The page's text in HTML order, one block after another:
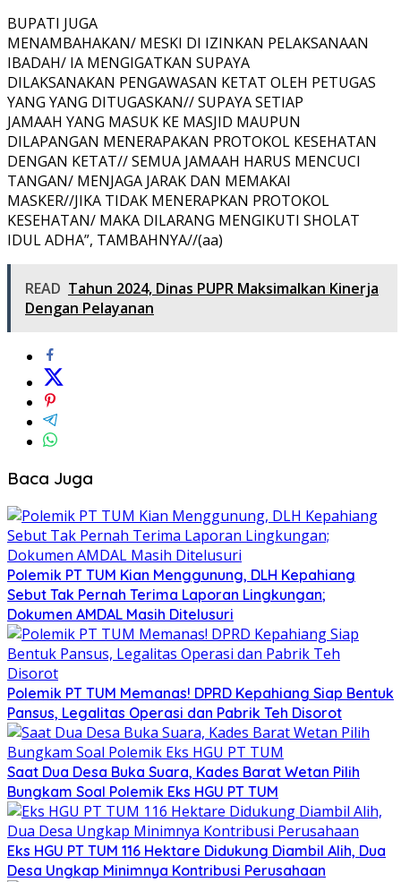
BUPATI JUGA
MENAMBAHAKAN/ MESKI DI IZINKAN PELAKSANAAN
IBADAH/ IA MENGIGATKAN SUPAYA
DILAKSANAKAN PENGAWASAN KETAT OLEH PETUGAS
YANG YANG DITUGASKAN// SUPAYA SETIAP
JAMAAH YANG MASUK KE MASJID MAUPUN
DILAPANGAN MENERAPAKAN PROTOKOL KESEHATAN
DENGAN KETAT// SEMUA JAMAAH HARUS MENCUCI
TANGAN/ MENJAGA JARAK DAN MEMAKAI
MASKER//JIKA TIDAK MENERAPKAN PROTOKOL
KESEHATAN/ MAKA DILARANG MENGIKUTI SHOLAT
IDUL ADHA”, TAMBAHNYA//(aa)
READ Tahun 2024, Dinas PUPR Maksimalkan Kinerja
Dengan Pelayanan
Baca Juga
Polemik PT TUM Kian Menggunung, DLH Kepahiang
Sebut Tak Pernah Terima Laporan Lingkungan;
Dokumen AMDAL Masih Ditelusuri
Polemik PT TUM Memanas! DPRD Kepahiang Siap Bentuk
Pansus, Legalitas Operasi dan Pabrik Teh Disorot
Saat Dua Desa Buka Suara, Kades Barat Wetan Pilih
Bungkam Soal Polemik Eks HGU PT TUM
Eks HGU PT TUM 116 Hektare Didukung Diambil Alih, Dua
Desa Ungkap Minimnya Kontribusi Perusahaan